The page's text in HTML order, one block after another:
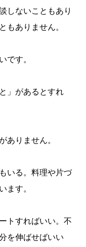
しないこともあり
もありません。
です。
」があるとすれ
ありません。
いる。料理や片づ
ます。
トすればいい。不
を伸ばせばいい